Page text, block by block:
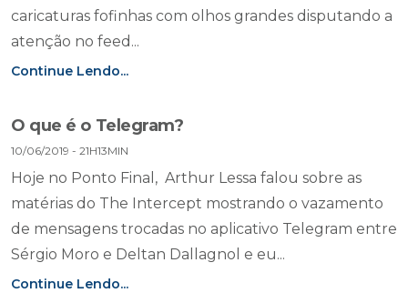
caricaturas fofinhas com olhos grandes disputando a
atenção no feed...
Continue Lendo...
O que é o Telegram?
10/06/2019 - 21H13MIN
Hoje no Ponto Final, Arthur Lessa falou sobre as
matérias do The Intercept mostrando o vazamento
de mensagens trocadas no aplicativo Telegram entre
Sérgio Moro e Deltan Dallagnol e eu...
Continue Lendo...